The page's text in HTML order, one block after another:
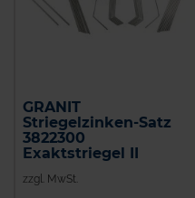
GRANIT
Striegelzinken-Satz
3822300
Exaktstriegel II
zzgl. MwSt.